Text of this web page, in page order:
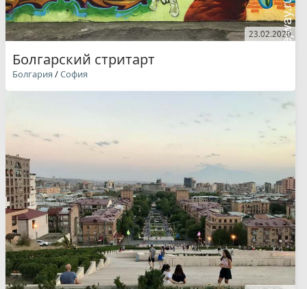
23.02.2020
Болгарский стритарт
Болгария /София